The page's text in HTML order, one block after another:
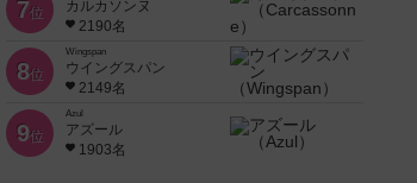
7位
カルカソンヌ
2190名
8位
Wingspan
ウイングスパン
2149名
9位
Azul
アズール
1903名